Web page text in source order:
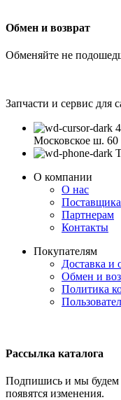
Обмен и возврат
Обменяйте не
Запчасти и сервис для
Московское ш. 60
О компании
О нас
Партнерам
Контакты
Покупателям
Доставка и
Обмен и
Политика
Рассылка каталога
Подпишись и мы будем
появятся изменения.